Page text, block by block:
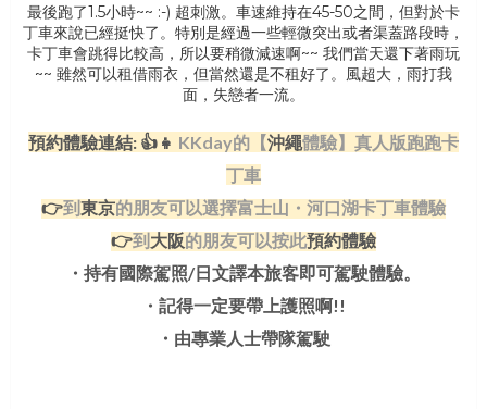
最後跑了1.5小時~~ :-) 超刺激。車速維持在45-50之間，但對於卡
丁車來說已經挺快了。特別是經過一些輕微突出或者渠蓋路段時，
卡丁車會跳得比較高，所以要稍微減速啊~~ 我們當天還下著雨玩
~~ 雖然可以租借雨衣，但當然還是不租好了。風超大，雨打我
面，失戀者一流。
預約體驗連結: 👍👧 KKday的【沖繩體驗】真人版跑跑卡
丁車
👉到東京的朋友可以選擇富士山・河口湖卡丁車體驗
👉到大阪的朋友可以按此預約體驗
・持有國際駕照/日文譯本旅客即可駕駛體驗。
・記得一定要帶上護照啊!!
・由專業人士帶隊駕駛